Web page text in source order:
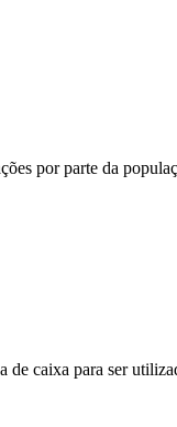
por parte da
caixa para ser